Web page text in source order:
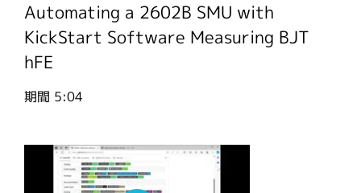
Automating a 2602B SMU with
KickStart Software Measuring BJT
hFE
期間 5:04